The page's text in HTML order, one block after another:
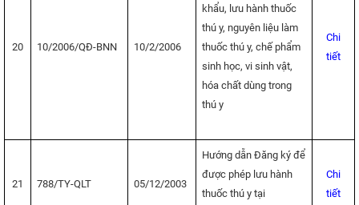
20 10/2006/QĐ-BNN 10/2/2006
khẩu, lưu hành thuốc
thú y, nguyên liệu làm
thuốc thú y, chế phẩm
sinh học, vi sinh vật,
hóa chất dùng trong
thú y
Chi
tiết
21 788/TY-QLT 05/12/2003
Hướng dẫn Đăng ký để
được phép lưu hành
thuốc thú y tại
Chi
tiết